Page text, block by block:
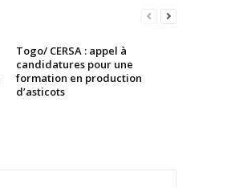
Togo/ CERSA : appel à
candidatures pour une
formation en production
d’asticots